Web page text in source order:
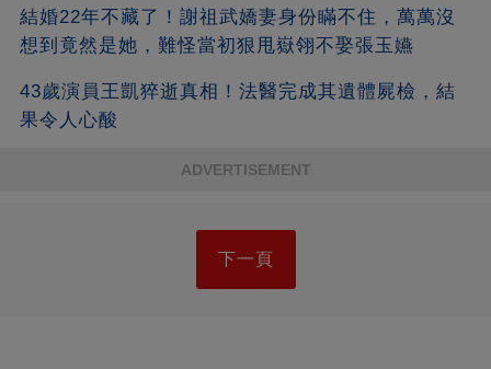
結婚22年不藏了！謝祖武嬌妻身份瞞不住，萬萬沒
想到竟然是她，難怪當初狠甩嶽翎不娶張玉嬿
43歲演員王凱猝逝真相！法醫完成其遺體屍檢，結
果令人心酸
ADVERTISEMENT
下一頁